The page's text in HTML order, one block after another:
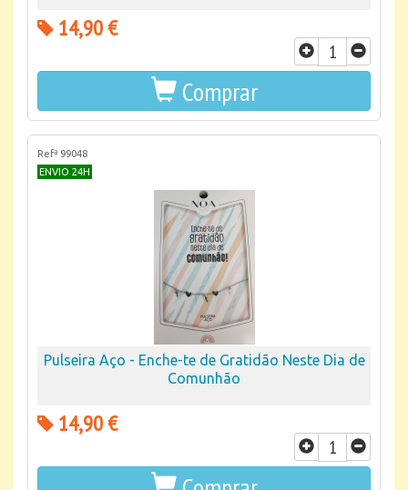
14,90 €
Comprar
Refª 99048
ENVIO 24H
Pulseira Aço - Enche-te de Gratidão Neste Dia de
Comunhão
14,90 €